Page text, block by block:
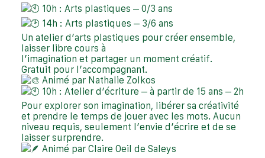
10h : Arts plastiques – 0/3 ans
14h : Arts plastiques – 3/6 ans
Un atelier d’arts plastiques pour créer ensemble,
laisser libre cours à
l’imagination et partager un moment créatif.
Gratuit pour l’accompagnant.
Animé par Nathalie Zolkos
10h : Atelier d’écriture – à partir de 15 ans – 2h
Pour explorer son imagination, libérer sa créativité
et prendre le temps de jouer avec les mots. Aucun
niveau requis, seulement l’envie d’écrire et de se
laisser surprendre.
Animé par Claire Oeil de Saleys